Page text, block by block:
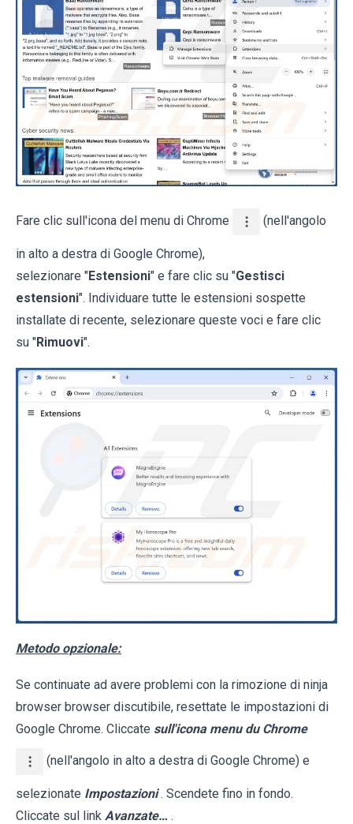
Fare clic sull'icona del menu di Chrome (nell'angolo
in alto a destra di Google Chrome),
selezionare "Estensioni" e fare clic su "Gestisci
estensioni". Individuare tutte le estensioni sospette
installate di recente, selezionare queste voci e fare clic
su "Rimuovi".
Metodo opzionale:
Se continuate ad avere problemi con la rimozione di ninja
browser browser discutibile, resettate le impostazioni di
Google Chrome. Cliccate sull'icona menu du Chrome
(nell'angolo in alto a destra di Google Chrome) e
selezionate Impostazioni . Scendete fino in fondo.
Cliccate sul link Avanzate… .